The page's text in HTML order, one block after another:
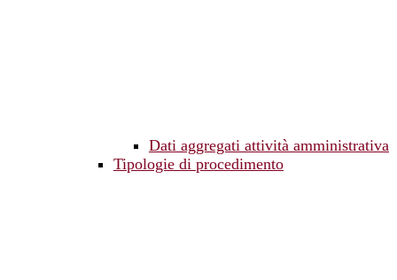
Dati aggregati attività amministrativa
Tipologie di procedimento